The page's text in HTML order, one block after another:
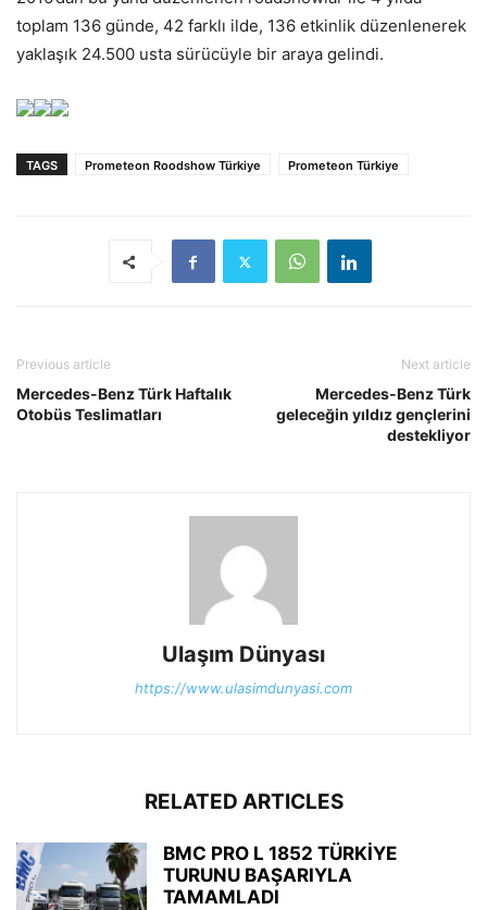
toplam 136 günde, 42 farklı ilde, 136 etkinlik düzenlenerek
yaklaşık 24.500 usta sürücüyle bir araya gelindi.
TAGS Prometeon Roodshow Türkiye Prometeon Türkiye
Previous article
Mercedes-Benz Türk Haftalık
Otobüs Teslimatları
Next article
Mercedes-Benz Türk
geleceğin yıldız gençlerini
destekliyor
Ulaşım Dünyası
https://www.ulasimdunyasi.com
RELATED ARTICLES
BMC PRO L 1852 TÜRKİYE
TURUNU BAŞARIYLA
TAMAMLADI